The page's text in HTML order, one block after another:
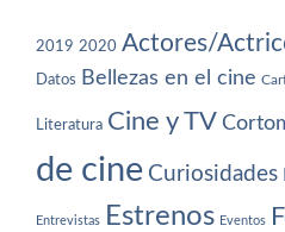
2019 2020 Actores/
Datos Bellezas en el cine
Literatura Cine y TV
de cine Curiosidades
Entrevistas Estrenos Eventos